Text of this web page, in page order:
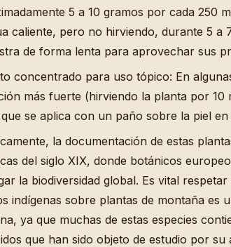
5 a 10 gramos por cada 250
caliente, pero no hirviendo, durante 5 a
de forma lenta para aprovechar sus
concentrado para uso tópico: En
más fuerte (hirviendo la planta por
se aplica con un paño sobre la piel
la documentación de estas
del siglo XIX, donde botánicos
la biodiversidad global. Es vital
indígenas sobre plantas de montaña es
ya que muchas de estas especies
que han sido objeto de estudio por su